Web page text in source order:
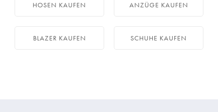
HOSEN KAUFEN ANZÜGE KAUFEN
BLAZER KAUFEN SCHUHE KAUFEN